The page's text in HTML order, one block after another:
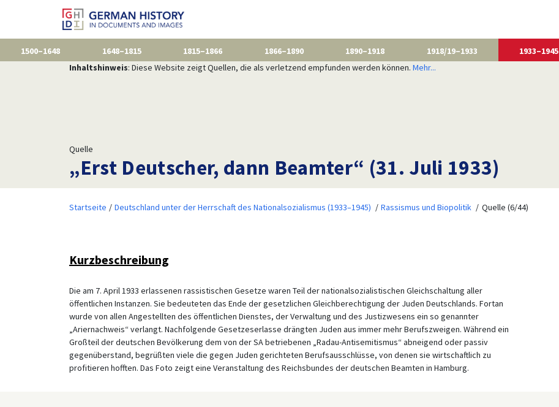
1500–1648 1648–1815 1815–1866 1866–1890 1890–1918 1918/19–1933 1933–1945
Inhaltshinweis: Diese Website zeigt Quellen, die als verletzend empfunden werden können. Mehr...
Quelle
„Erst Deutscher, dann Beamter“ (31. Juli 1933)
Startseite Deutschland unter der Herrschaft des Nationalsozialismus (1933–1945) Rassismus und Biopolitik Quelle (6/44)
Kurzbeschreibung
Die am 7. April 1933 erlassenen rassistischen Gesetze waren Teil der nationalsozialistischen Gleichschaltung aller
öffentlichen Instanzen. Sie bedeuteten das Ende der gesetzlichen Gleichberechtigung der Juden Deutschlands. Fortan
wurde von allen Angestellten des öffentlichen Dienstes, der Verwaltung und des Justizwesens ein so genannter
„Ariernachweis“ verlangt. Nachfolgende Gesetzeserlasse drängten Juden aus immer mehr Berufszweigen. Während ein
Großteil der deutschen Bevölkerung dem von der SA betriebenen „Radau-Antisemitismus“ abneigend oder passiv
gegenüberstand, begrüßten viele die gegen Juden gerichteten Berufsausschlüsse, von denen sie wirtschaftlich zu
profitieren hofften. Das Foto zeigt eine Veranstaltung des Reichsbundes der deutschen Beamten in Hamburg.